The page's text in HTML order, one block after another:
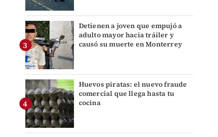
Detienen a joven que empujó a
adulto mayor hacia tráiler y
causó su muerte en Monterrey
Huevos piratas: el nuevo fraude
comercial que llega hasta tu
cocina